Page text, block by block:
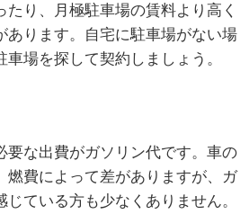
たり、月極駐車場の賃料より高く
あります。自宅に駐車場がない場
場を探して契約しましょう。
要な出費がガソリン代です。車の
燃費によって差がありますが、ガ
ている方も少なくありません。